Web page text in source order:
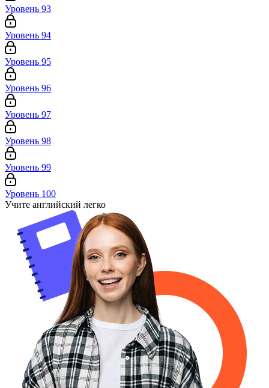
Уровень 93
Уровень 94
Уровень 95
Уровень 96
Уровень 97
Уровень 98
Уровень 99
Уровень 100
Учите английский легко